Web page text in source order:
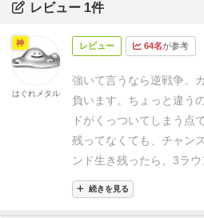
レビュー 1件
レビュー 64名が参考
強いて言うなら逆戦争。
負います。 ちょっと違う
ドがくっついてしまう点
残ってなくても、チャン
ンド生き残ったら、3ラ
った方が勝者になる点も
の要素が強すぎるので、
続きを見る
神
はぐれメタル